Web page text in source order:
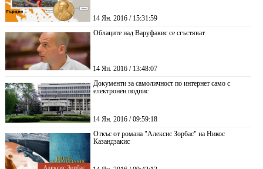
14 Ян. 2016 / 15:31:59
Облаците над Варуфакис се сгъстяват
14 Ян. 2016 / 13:48:07
Документи за самоличност по интернет само с
електронен подпис
14 Ян. 2016 / 09:59:18
Откъс от романа "Алексис Зорбас" на Никос
Казандзакис